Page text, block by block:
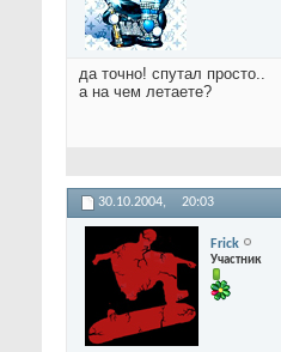
да точно! спутал просто..
а на чем летаете?
30.10.2004, 20:03
Frick
Участник